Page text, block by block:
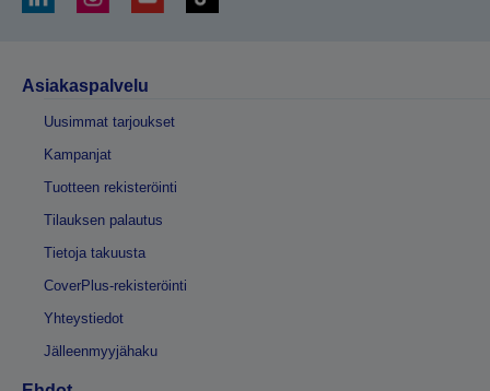
Asiakaspalvelu
Uusimmat tarjoukset
Kampanjat
Tuotteen rekisteröinti
Tilauksen palautus
Tietoja takuusta
CoverPlus-rekisteröinti
Yhteystiedot
Jälleenmyyjähaku